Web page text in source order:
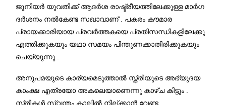
ജൂനിയർ യുവതിക്ക് ആദർശ രാഷ്ട്രീയത്തിലേക്കുള്ള മാർഗ
ദർശനം നൽകേണ്ട സഖാവാണ് . പകരം കൗമാര
പ്രായക്കാരിയായ പ്രവർത്തകയെ പ്രതിസന്ധികളിലേക്കു
എത്തിക്കുകയും യഥാ സമയം പിന്തുണക്കാതിരിക്കുകയും
ചെയ്യുന്നു .
അനുപമയുടെ കാര്യമെടുത്താൽ സ്ത്രീയുടെ അഭ്യുദയ
കാംക്ഷ എത്രയോ അകലെയാണെന്നു കാഴ്ച കിട്ടും .
സ്ത്രീകൾ സ്വന്തം കാലിൽ നില്ക്കാൻ വേണ്ട